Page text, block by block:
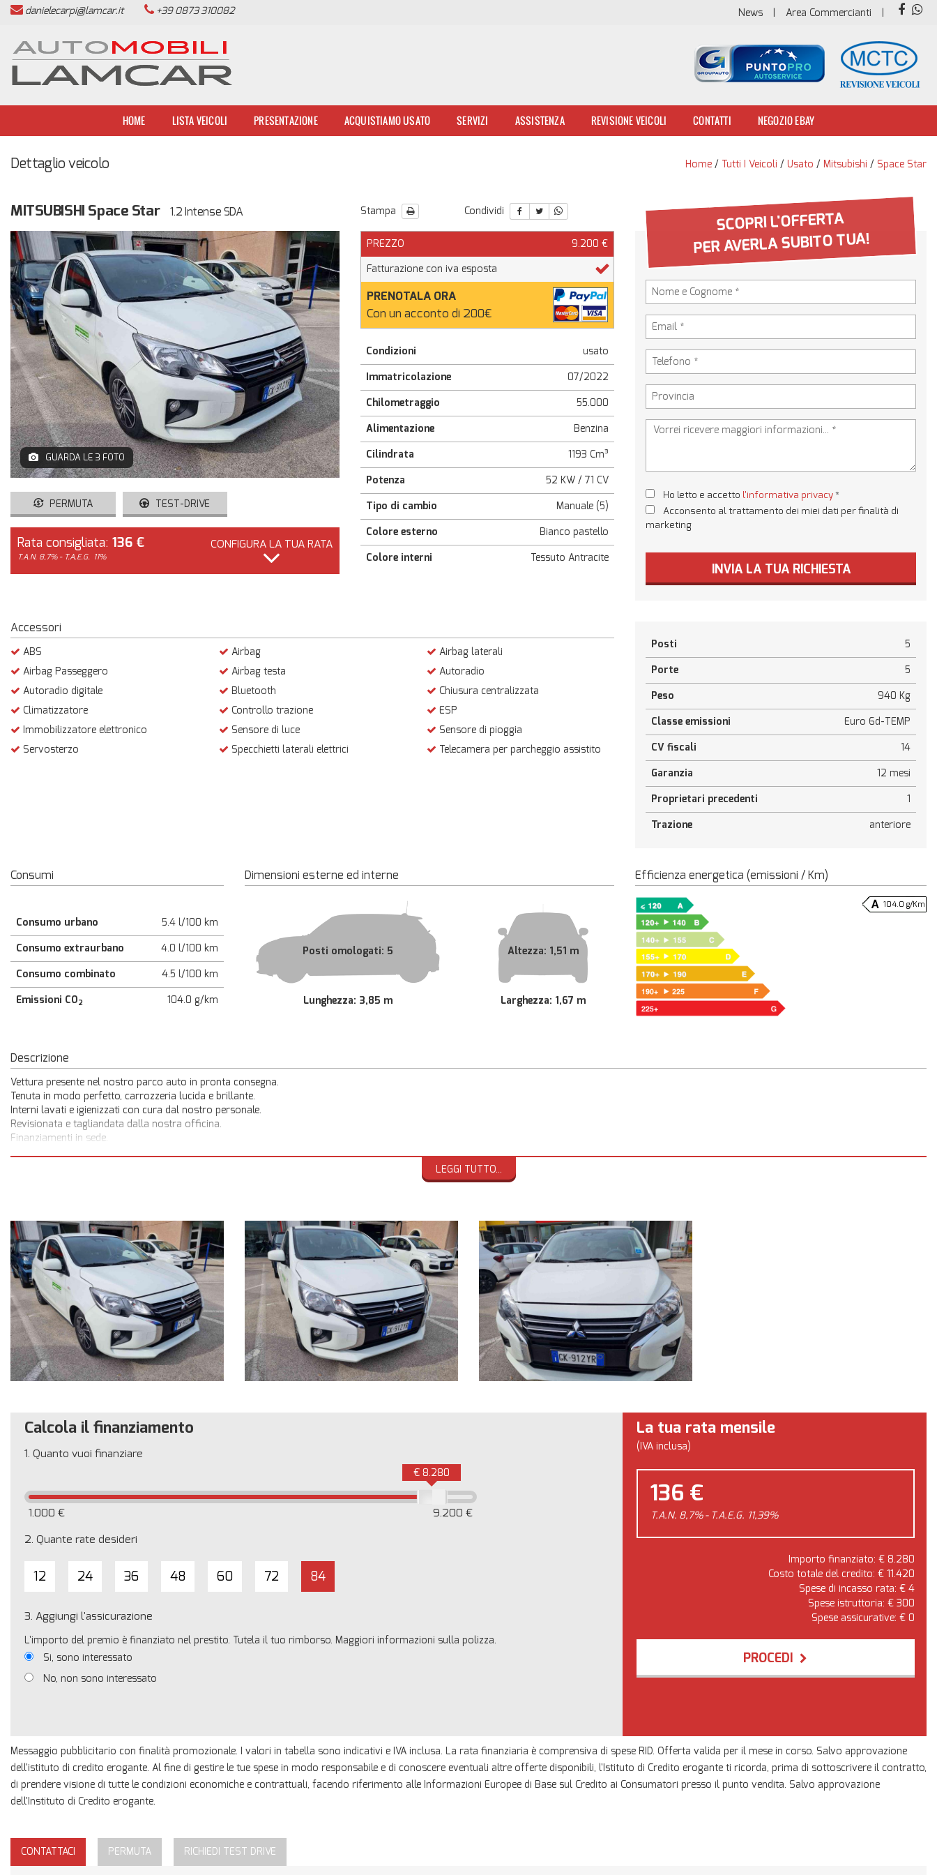
HOME
LISTA VEICOLI
REVISIONE VEICOLI
CONTATTI
NEGOZIO EBAY
NEWS
AREA COMMERCIANTI
danielecarpi@lamcar.it +39 0873 310082 News Area Commercianti
HOME LISTA VEICOLI PRESENTAZIONE ACQUISTIAMO USATO SERVIZI ASSISTENZA REVISIONE VEICOLI CONTATTI NEGOZIO EBAY
Dettaglio veicolo Home / Tutti I Veicoli / Usato / Mitsubishi / Space Star
MITSUBISHI Space Star 1.2 Intense SDA Stampa Condividi
GUARDA LE 3 FOTO
PERMUTA TEST-DRIVE
Rata consigliata: 136 €
T.A.N. 8,7% - T.A.E.G. 11%
CONFIGURA LA TUA RATA
PREZZO
9.200 €
Fatturazione con iva esposta
PRENOTALA ORA
Con un acconto di 200€
Condizioni
usato
Immatricolazione
07/2022
Chilometraggio
55.000
Alimentazione
Benzina
Cilindrata
1193 Cm³
Potenza
52 KW / 71 CV
Tipo di cambio
Manuale (5)
Colore esterno
Bianco pastello
Colore interni
Tessuto Antracite
SCOPRI L'OFFERTA
PER AVERLA SUBITO TUA!
Ho letto e accetto l'informativa privacy*
Acconsento al trattamento dei miei dati per finalità di
marketing
INVIA LA TUA RICHIESTA
Accessori
ABS
Airbag Passeggero
Autoradio digitale
Climatizzatore
Immobilizzatore elettronico
Servosterzo
Airbag
Airbag testa
Bluetooth
Controllo trazione
Sensore di luce
Specchietti laterali elettrici
Airbag laterali
Autoradio
Chiusura centralizzata
ESP
Sensore di pioggia
Telecamera per parcheggio assistito
Posti
5
Porte
5
Peso
940 Kg
Classe emissioni
Euro 6d-TEMP
CV fiscali
14
Garanzia
12 mesi
Proprietari precedenti
1
Trazione
anteriore
Consumi
Consumo urbano
5.4 l/100 km
Consumo extraurbano
4.0 l/100 km
Consumo combinato
4.5 l/100 km
Emissioni CO2 104.0 g/km
Dimensioni esterne ed interne
Posti omologati: 5
Lunghezza: 3,85 m
Altezza: 1,51 m
Larghezza: 1,67 m
Efficienza energetica (emissioni / Km)
104.0 g/Km
Descrizione
Vettura presente nel nostro parco auto in pronta consegna.
Tenuta in modo perfetto, carrozzeria lucida e brillante.
Interni lavati e igienizzati con cura dal nostro personale.
Revisionata e tagliandata dalla nostra officina.
Finanziamenti in sede.
LEGGI TUTTO...
Calcola il finanziamento
1. Quanto vuoi finanziare
1.000 € 9.200 €
€ 8.280
2. Quante rate desideri
12 24 36 48 60 72 84
3. Aggiungi l'assicurazione
L'importo del premio è finanziato nel prestito. Tutela il tuo rimborso. Maggiori informazioni sulla polizza.
Si, sono interessato
No, non sono interessato
La tua rata mensile
(IVA inclusa)
136 €
T.A.N. 8,7% - T.A.E.G. 11,39%
Importo finanziato: € 8.280
Costo totale del credito: € 11.420
Spese di incasso rata: € 4
Spese istruttoria: € 300
Spese assicurative: € 0
PROCEDI
Messaggio pubblicitario con finalità promozionale. I valori in tabella sono indicativi e IVA inclusa. La rata finanziaria è comprensiva di spese RID. Offerta valida per il mese in corso. Salvo approvazione
dell'istituto di credito erogante. Al fine di gestire le tue spese in modo responsabile e di conoscere eventuali altre offerte disponibili, l'Istituto di Credito erogante ti ricorda, prima di sottoscrivere il contratto,
di prendere visione di tutte le condizioni economiche e contrattuali, facendo riferimento alle Informazioni Europee di Base sul Credito ai Consumatori presso il punto vendita. Salvo approvazione
dell'Instituto di Credito erogante.
CONTATTACI PERMUTA RICHIEDI TEST DRIVE